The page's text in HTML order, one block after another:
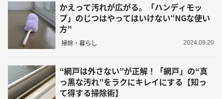
かえって汚れが広がる。「ハンディモッ
プ」のじつはやってはいけない“NGな使い
方”
掃除・暮らし 2024.09.20
“網戸は外さない”が正解！「網戸」の“真
っ黒な汚れ”をラクにキレイにする【知っ
て得する掃除術】